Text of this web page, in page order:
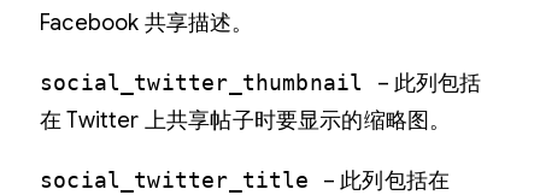
Facebook 共享描述。
social_twitter_thumbnail – 此列包括
在 Twitter 上共享帖子时要显示的缩略图。
social_twitter_title – 此列包括在